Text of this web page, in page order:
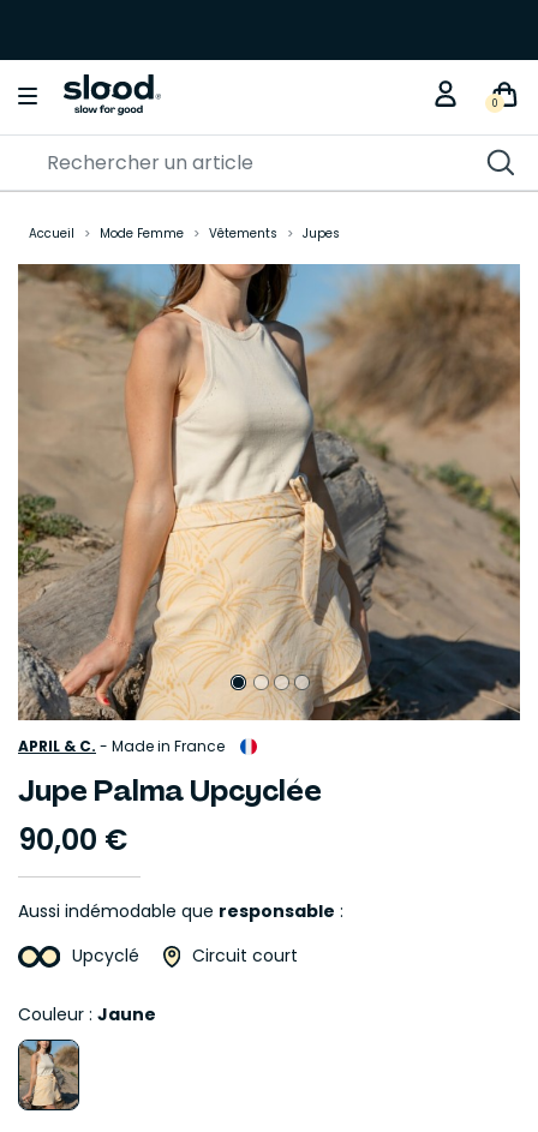
0
Accueil Mode Femme Vêtements Jupes
APRIL & C. - Made in France
Jupe Palma Upcyclée
90,00 €
Aussi indémodable que responsable :
Upcyclé
Circuit court
Couleur : Jaune